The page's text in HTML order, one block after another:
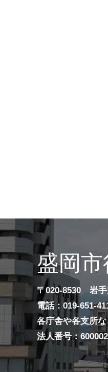
盛岡
〒020-8530 岩
電話：019-651-
各庁舎や各支所
法人番号：